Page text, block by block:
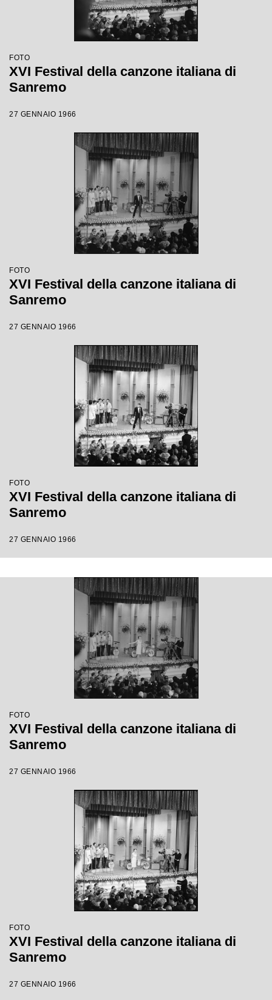
FOTO
XVI Festival della canzone italiana di
Sanremo
27 GENNAIO 1966
FOTO
XVI Festival della canzone italiana di
Sanremo
27 GENNAIO 1966
FOTO
XVI Festival della canzone italiana di
Sanremo
27 GENNAIO 1966
FOTO
XVI Festival della canzone italiana di
Sanremo
27 GENNAIO 1966
FOTO
XVI Festival della canzone italiana di
Sanremo
27 GENNAIO 1966